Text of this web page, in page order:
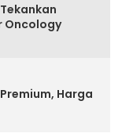
Oncology
Harga